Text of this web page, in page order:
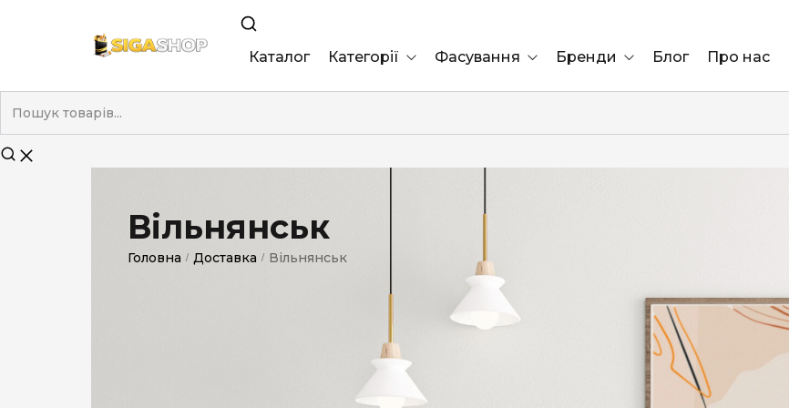
Каталог Категорії
Nano
Без фільтра
Смакові (капсула)
Фасування Бренди Блог Про нас
Вільнянськ
Головна / Доставка / Вільнянськ